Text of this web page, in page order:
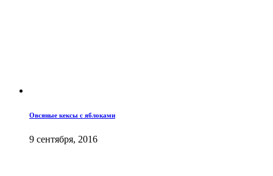
Овсяные кексы с яблоками
9 сентября, 2016